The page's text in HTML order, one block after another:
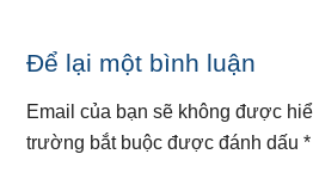
Reader
Interactions
Để lại một bình luận
Email của bạn sẽ không được
trường bắt buộc được đánh dấu*